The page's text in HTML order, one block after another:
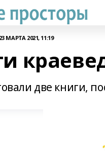
23 МАРТА 2021, 11:19
две книги,